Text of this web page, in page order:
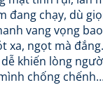
đang chạy, dù
vang vọng
xa, ngọt mà
khiến lòng
chống